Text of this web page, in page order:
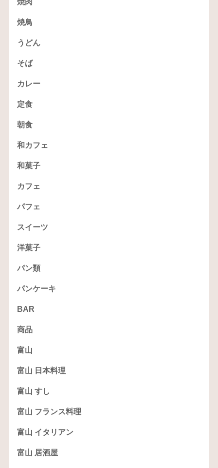
焼肉
焼鳥
うどん
そば
カレー
定食
朝食
和カフェ
和菓子
カフェ
パフェ
スイーツ
洋菓子
パン類
パンケーキ
BAR
商品
富山
富山 日本料理
富山 すし
富山 フランス料理
富山 イタリアン
富山 居酒屋